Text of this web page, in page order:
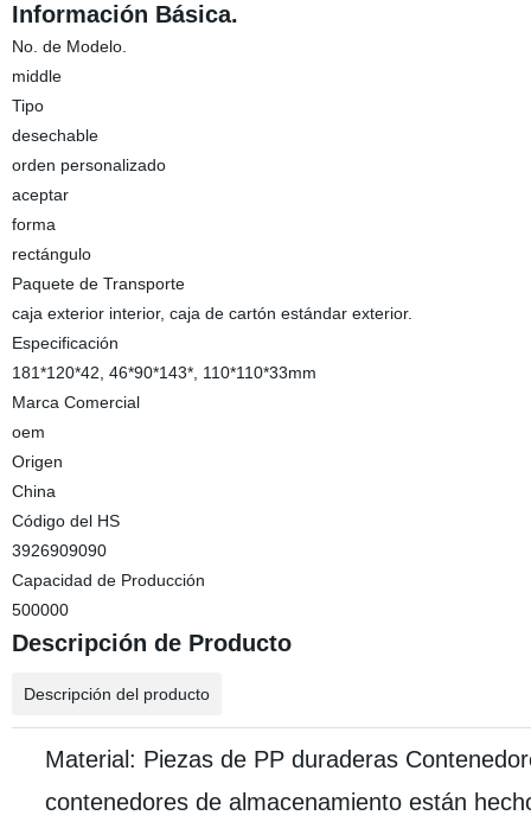
Información Básica.
No. de Modelo.
middle
Tipo
desechable
orden personalizado
aceptar
forma
rectángulo
Paquete de Transporte
caja exterior interior, caja de cartón estándar exterior.
Especificación
181*120*42, 46*90*143*, 110*110*33mm
Marca Comercial
oem
Origen
China
Código del HS
3926909090
Capacidad de Producción
500000
Descripción de Producto
Descripción del producto
Material: Piezas de PP duraderas
contenedores de almacenamiento están